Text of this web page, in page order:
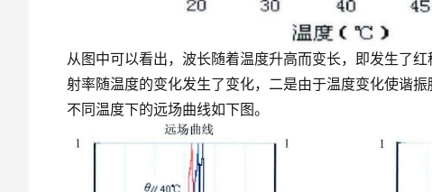
从图中可以看出，波长随着温度升高而变长，即发生了
射率随温度的变化发生了变化，二是由于温度变化使谐振
不同温度下的远场曲线如下图。